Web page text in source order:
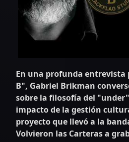
En una profunda entrevista
B", Gabriel Brikman
sobre la filosofía del
impacto de la gestión
proyecto que llevó a la
Volvieron las Carteras a